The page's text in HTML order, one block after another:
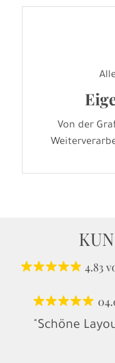
Von der
4.83
"Schöne